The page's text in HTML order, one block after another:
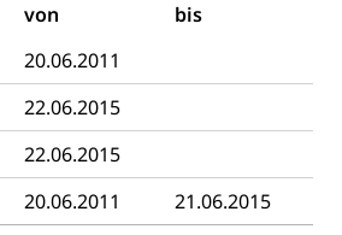
von
bis
20.06.2011
22.06.2015
22.06.2015
20.06.2011 21.06.2015
Militärdienstverweigerung,
Sirenentest